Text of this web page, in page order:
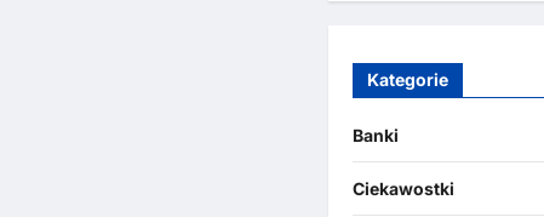
Kategorie
Banki
Ciekawostki